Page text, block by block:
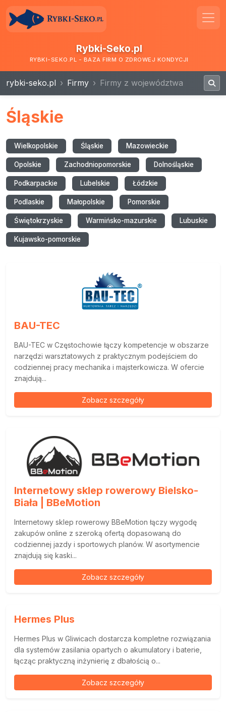
Rybki-Seko.pl
RYBKI-SEKO.PL - BAZA FIRM O ZDROWEJ KONDYCJI
rybki-seko.pl Firmy Firmy z województwa
Śląskie
Wielkopolskie Śląskie Mazowieckie
Opolskie Zachodniopomorskie Dolnośląskie
Podkarpackie Lubelskie Łódzkie
Podlaskie Małopolskie Pomorskie
Świętokrzyskie Warmińsko-mazurskie Lubuskie
Kujawsko-pomorskie
BAU-TEC
BAU-TEC w Częstochowie łączy kompetencje w obszarze
narzędzi warsztatowych z praktycznym podejściem do
codziennej pracy mechanika i majsterkowicza. W ofercie
znajdują...
Zobacz szczegóły
Internetowy sklep rowerowy Bielsko-
Biała | BBeMotion
Internetowy sklep rowerowy BBeMotion łączy wygodę
zakupów online z szeroką ofertą dopasowaną do
codziennej jazdy i sportowych planów. W asortymencie
znajdują się kaski...
Zobacz szczegóły
Hermes Plus
Hermes Plus w Gliwicach dostarcza kompletne rozwiązania
dla systemów zasilania opartych o akumulatory i baterie,
łącząc praktyczną inżynierię z dbałością o...
Zobacz szczegóły